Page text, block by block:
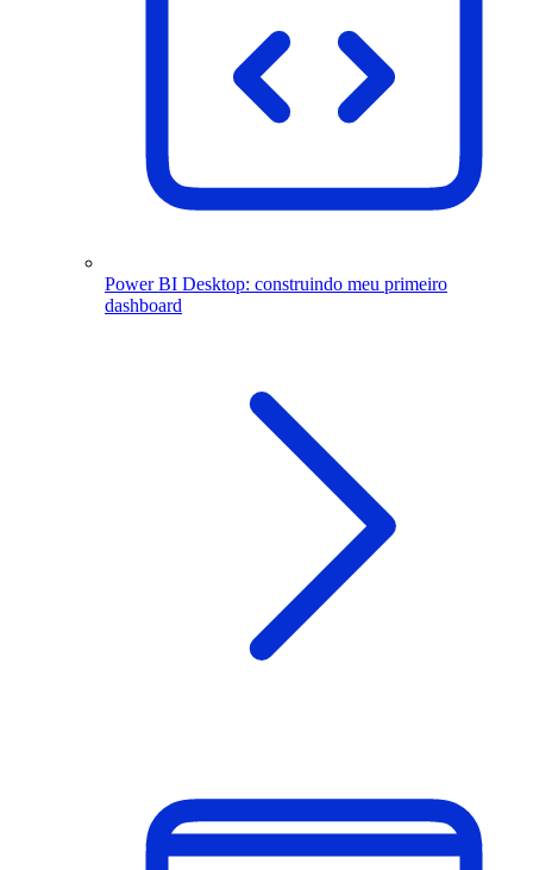
Power BI Desktop: construindo meu primeiro
dashboard